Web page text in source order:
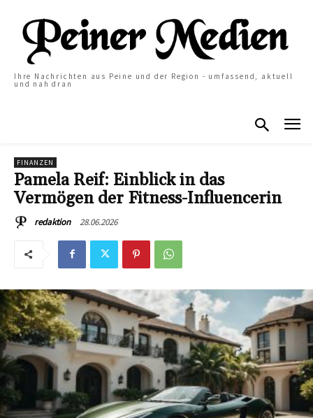
Ihre Nachrichten aus Peine und der Region - umfassend, aktuell
und nah dran
FINANZEN
Pamela Reif: Einblick in das
Vermögen der Fitness-Influencerin
redaktion 28.06.2026